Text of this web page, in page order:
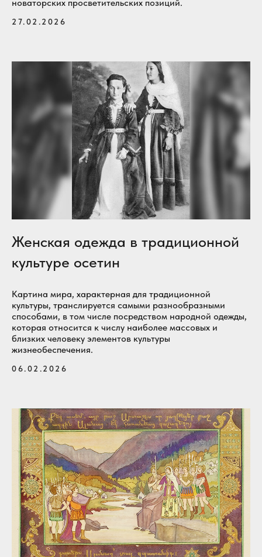
новаторских просветительских позиций.
27.02.2026
Женская одежда в традиционной
культуре осетин
Картина мира, характерная для традиционной
культуры, транслируется самыми разнообразными
способами, в том числе посредством народной одежды,
которая относится к числу наиболее массовых и
близких человеку элементов культуры
жизнеобеспечения.
06.02.2026